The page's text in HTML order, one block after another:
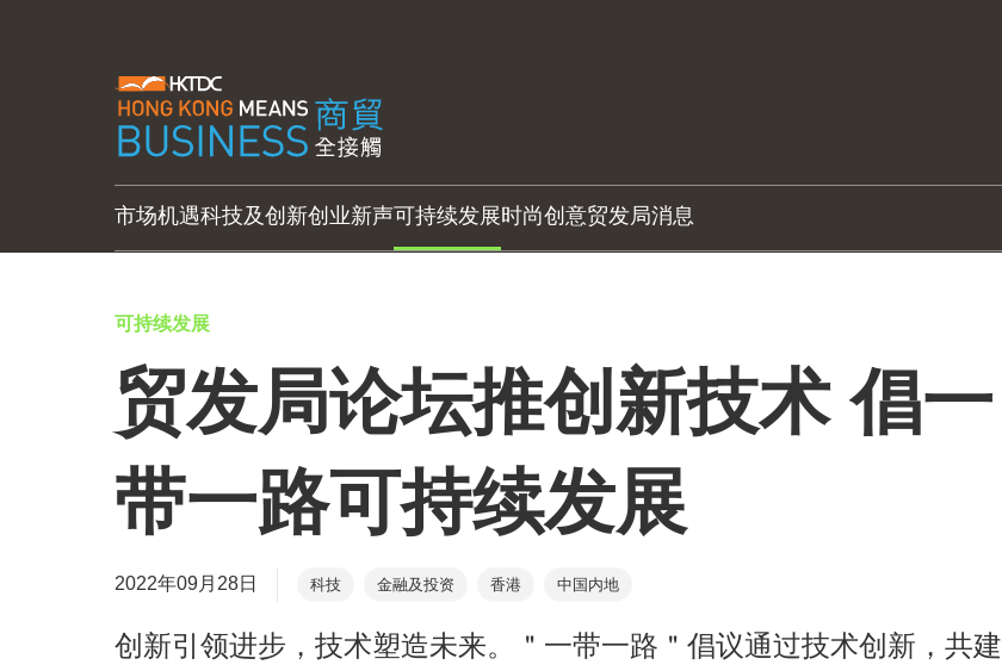
市场机遇科技及创新创业新声可持续发展时尚创意贸发局消息
可持续发展
贸发局论坛推创新技术 倡一
带一路可持续发展
2022年09月28日 科技 金融及投资 香港 中国内地
创新引领进步，技术塑造未来。＂一带一路＂倡议通过技术创新，共建